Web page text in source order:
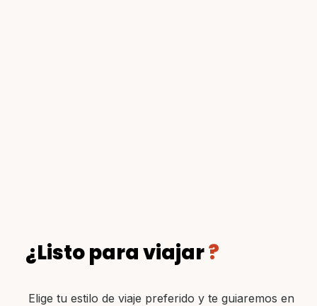
¿Listo para viajar?
Elige tu estilo de viaje preferido y te guiaremos en